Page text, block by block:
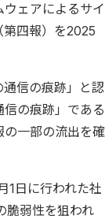
ェアによるサイ
四報）を2025
信の痕跡」と認
の痕跡」である
の一部の流出を確
1日に行われた社
脆弱性を狙われ